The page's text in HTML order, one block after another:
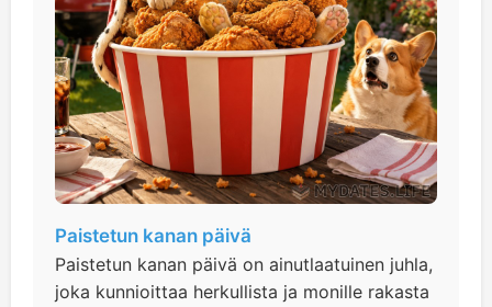
Paistetun kanan päivä
Paistetun kanan päivä on ainutlaatuinen juhla,
joka kunnioittaa herkullista ja monille rakasta